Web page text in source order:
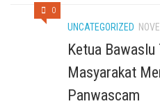
0
UNCATEGORIZED
Ketua Bawaslu
Masyarakat
Panwascam